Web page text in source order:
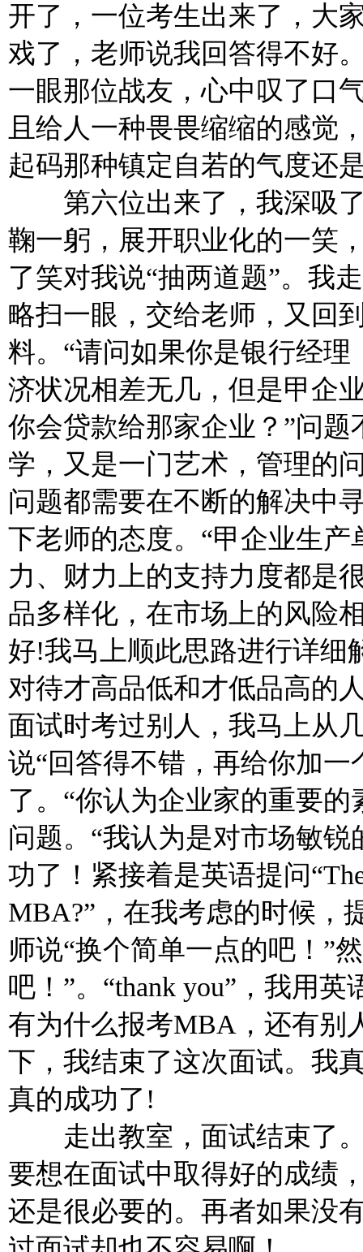
开了，一位考生出来了，大
戏了，老师说我回答得不好
一眼那位战友，心中叹了口
且给人一种畏畏缩缩的感觉
起码那种镇定自若的气度还
第六位出来了，我深吸了
鞠一躬，展开职业化的一笑
了笑对我说“抽两道题”。我
略扫一眼，交给老师，又回
料。“请问如果你是银行经
济状况相差无几，但是甲企
你会贷款给那家企业？”问
学，又是一门艺术，管理的
问题都需要在不断的解决中
下老师的态度。“甲企业生
力、财力上的支持力度都是
品多样化，在市场上的风险
好!我马上顺此思路进行详细
对待才高品低和才低品高的
面试时考过别人，我马上从
说“回答得不错，再给你加
了。“你认为企业家的重要
问题。“我认为是对市场敏
功了！紧接着是英语提问
MBA?”，在我考虑的时候，
师说“换个简单一点的吧！”
吧！”。“thank you”，我用
有为什么报考MBA，还有
下，我结束了这次面试。我
真的成功了!
走出教室，面试结束了。
要想在面试中取得好的成绩
还是很必要的。再者如果没